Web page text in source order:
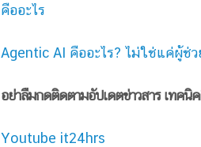
คืออะไร
Agentic AI คืออะไร? ไม่ใช่แค่ผู้ช่ว
อย่าลืมกดติดตามอัปเดตข่าวสาร เทค
Youtube it24hrs